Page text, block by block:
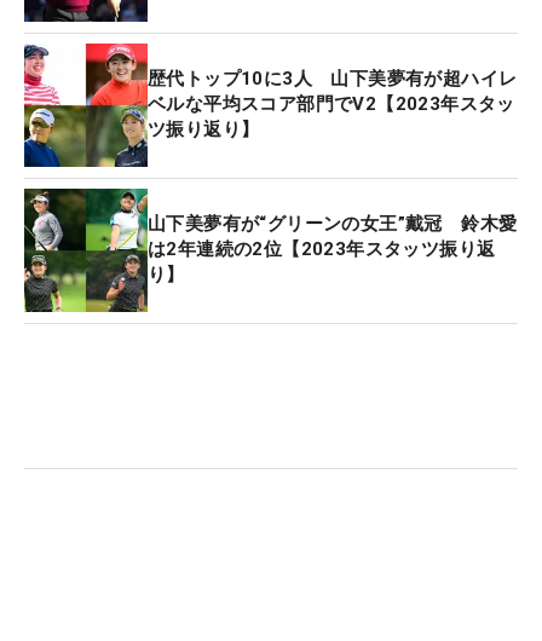
歴代トップ10に3人 山下美夢有が超ハイレ
ベルな平均スコア部門でV2【2023年スタッ
ツ振り返り】
山下美夢有が“グリーンの女王”戴冠 鈴木愛
は2年連続の2位【2023年スタッツ振り返
り】